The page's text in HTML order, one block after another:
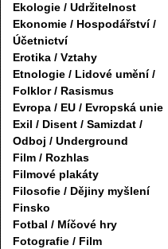
Ekologie / Udržitelnost
Ekonomie / Hospodářství /
Účetnictví
Erotika / Vztahy
Etnologie / Lidové umění /
Folklor / Rasismus
Evropa / EU / Evropská unie
Exil / Disent / Samizdat /
Odboj / Underground
Film / Rozhlas
Filmové plakáty
Filosofie / Dějiny myšlení
Finsko
Fotbal / Míčové hry
Fotografie / Film